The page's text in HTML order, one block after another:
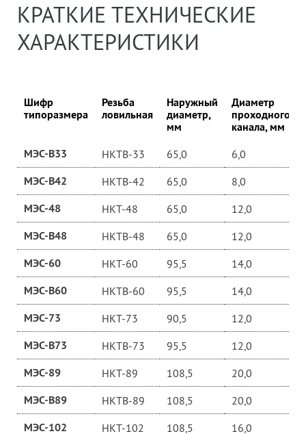
КРАТКИЕ ТЕХНИЧЕСКИЕ
ХАРАКТЕРИСТИКИ
Шифр
типоразмера
Резьба
ловильная
Наружный
диаметр,
мм
Диаметр
проходного
канала, мм
МЭС-В33 НКТВ-33 65,0 6,0
МЭС-В42 НКТВ-42 65,0 8,0
МЭС-48 НКТ-48 65,0 12,0
МЭС-В48 НКТВ-48 65,0 12,0
МЭС-60 НКТ-60 95,5 14,0
МЭС-В60 НКТВ-60 95,5 14,0
МЭС-73 НКТ-73 90,5 12,0
МЭС-В73 НКТВ-73 95,5 12,0
МЭС-89 НКТ-89 108,5 20,0
МЭС-В89 НКТВ-89 108,5 20,0
МЭС-102 НКТ-102 108,5 16,0